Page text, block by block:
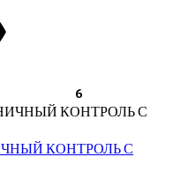
6
КОНТРОЛЬ С